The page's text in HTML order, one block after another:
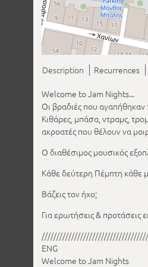
Description Recurrences
Welcome to Jam Nights...
Οι βραδιές που αγαπήθηκαν
Κιθάρες, μπάσα, ντραμς,
ακροατές που θέλουν να
Ο διαθέσιμος μουσικός
Κάθε δεύτερη Πέμπτη κάθε
Βάζεις τον ήχο;
Για ερωτήσεις & προτάσεις
ENG
Welcome to Jam Nights